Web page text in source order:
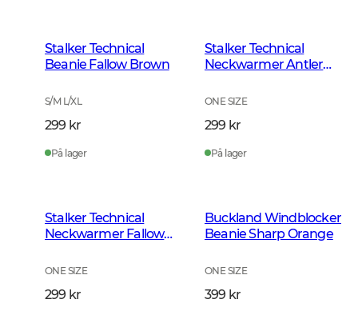
Stalker Technical
Beanie Fallow Brown
S/M L/XL
299 kr
På lager
Stalker Technical
Neckwarmer Antler
ONE SIZE
299 kr
På lager
Stalker Technical
Neckwarmer Fallow
ONE SIZE
299 kr
Buckland Windblocker
Beanie Sharp Orange
ONE SIZE
399 kr